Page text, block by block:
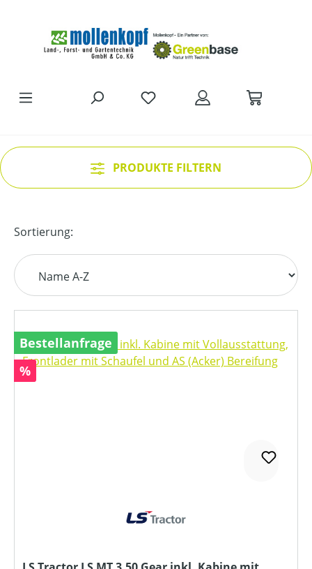
DU HAST 0 PRODUKTE AUF
PRODUKTE FILTERN
Sortierung:
Bestellanfrage
Rabatt
%